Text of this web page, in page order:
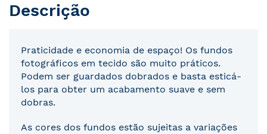
Descrição
Praticidade e economia de espaço! Os fundos
fotográficos em tecido são muito práticos.
Podem ser guardados dobrados e basta esticá-
los para obter um acabamento suave e sem
dobras.
As cores dos fundos estão sujeitas a variações